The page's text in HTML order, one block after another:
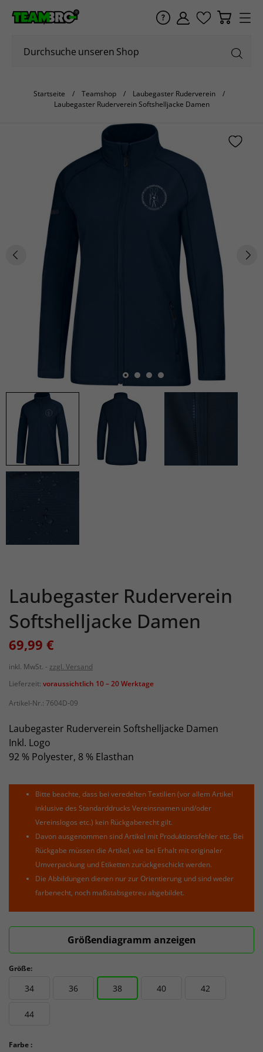
Startseite Teamshop
Laubegaster Ruderverein
Laubegaster Ruderverein Softshelljacke Damen
Laubegaster Ruderverein
Softshelljacke Damen
69,99 €
inkl. MwSt.
zzgl. Versand
Lieferzeit: voraussichtlich 10 – 20 Werktage
Artikel-Nr.: 7604D-09
Laubegaster Ruderverein Softshelljacke Damen
Inkl. Logo
92 % Polyester, 8 % Elasthan
Bitte beachte, dass bei veredelten Textilien (vor allem Artikel
inklusive des Standarddrucks Vereinsnamen und/oder
Vereinslogos etc.) kein Rückgaberecht gilt.
Davon ausgenommen sind Artikel mit Produktionsfehler etc. Bei
Rückgabe müssen die Artikel, wie bei Erhalt mit originaler
Umverpackung und Etiketten zurückgeschickt werden.
Die Abbildungen dienen nur zur Orientierung und sind weder
farbenecht, noch maßstabsgetreu abgebildet.
Größendiagramm anzeigen
Größe:
34 36 38 40 42
44
Farbe :